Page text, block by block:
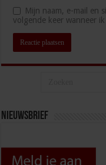
Mijn naam, e-mail en
volgende keer wanneer
Nieuwsbrief